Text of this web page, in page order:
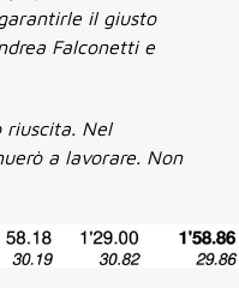
il giusto
Falconetti e
riuscita. Nel
a lavorare. Non